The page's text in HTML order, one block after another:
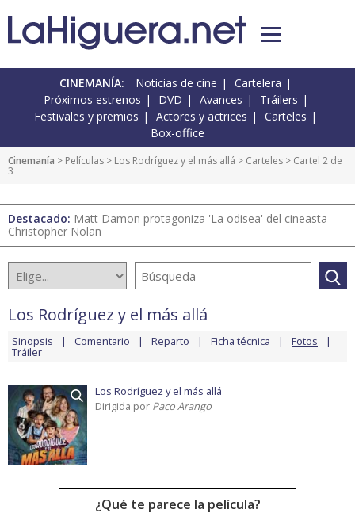
CINEMANÍA: Noticias de cine
Cartelera
Próximos estrenos
DVD Avances
Tráilers
Festivales y premios
Actores y actrices
Carteles
Box-office
Cinemanía > Películas > Los Rodríguez y el más allá > Carteles > Cartel 2 de
3
Destacado: Matt Damon protagoniza 'La odisea' del cineasta
Christopher Nolan
Los Rodríguez y el más allá
Sinopsis Comentario Reparto Ficha técnica Fotos
Tráiler
Los Rodríguez y el más allá
Dirigida por Paco Arango
¿Qué te parece la película?